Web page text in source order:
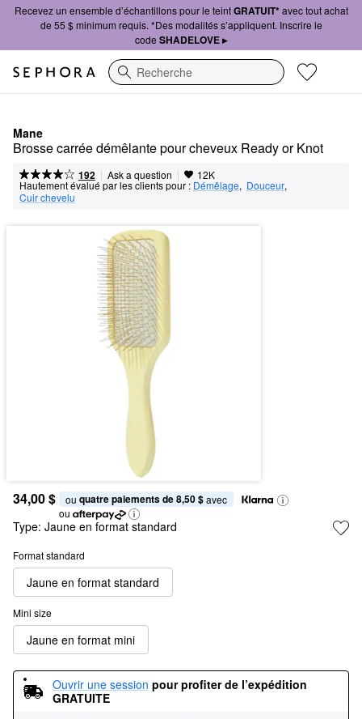
Recevez un ensemble d’échantillons pour le teintGRATUIT*avec tout achat
de 55 $ minimum requis. *Des modalités s’appliquent. Inscrire le
code SHADELOVE ▸
Recherche
Mane
Brosse carrée démêlante pour cheveux Ready or Knot
192 | Ask a question | 12K
Hautement évalué par les clients pour : Démêlage, Douceur,
Cuir chevelu
34,00 $ ou quatre paiements de 8,50 $ avec
ou
Type: Jaune en format standard
Format standard
Jaune en format standard
Mini size
Jaune en format mini
Ouvrir une session pour profiter de l’expédition
GRATUITE